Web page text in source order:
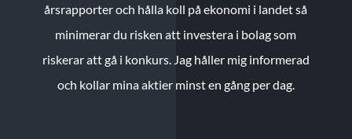
årsrapporter och hålla koll på ekonomi i landet så
minimerar du risken att investera i bolag som
riskerar att gå i konkurs. Jag håller mig informerad
och kollar mina aktier minst en gång per dag.